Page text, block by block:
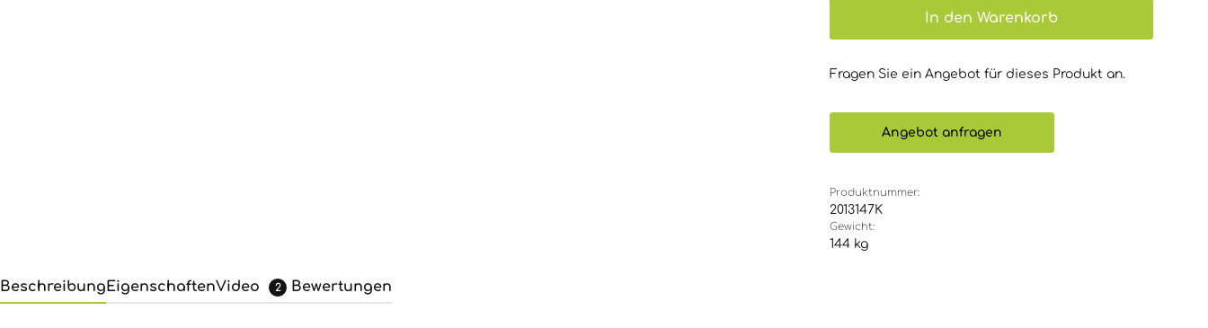
In den Warenkorb
Fragen Sie ein Angebot für dieses Produkt an.
Angebot anfragen
Produktnummer:
2013147K
Gewicht:
144 kg
BeschreibungEigenschaftenVideo 2 Bewertungen